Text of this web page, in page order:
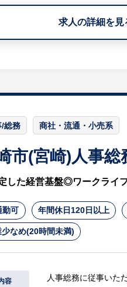
・その他：社内部署
の外注で業務をまわ
だき、ご経験に沿っ
しや制度改定などに
●企業としての強み
情報というライフラ
いる。また、スポー
きな存在感を持つ。
より受け継がれてい
求人の詳細を見
/総務 商社・流通・小売系
市(宮崎)人事
した経営基盤◎ワークライ
勤可 年間休日120日以上
少なめ(20時間未満)
容 人事総務に従事いた